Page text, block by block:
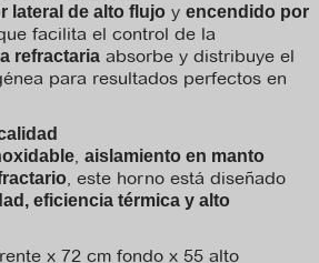
lateral de alto flujo y encendido por
facilita el control de la
refractaria absorbe y distribuye el
para resultados perfectos en
, aislamiento en manto
, este horno está diseñado
eficiencia térmica y alto
x 72 cm fondo x 55 alto